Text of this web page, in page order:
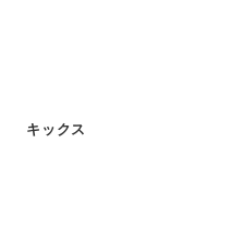
キックス